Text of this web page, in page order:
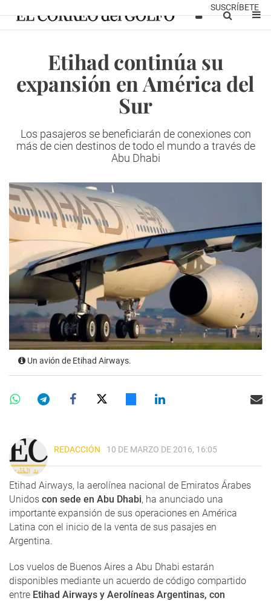
SUSCRÍBETE
Etihad continúa su
expansión en América del
Sur
Los pasajeros se beneficiarán de conexiones con
más de cien destinos de todo el mundo a través de
Abu Dhabi
Un avión de Etihad Airways.
REDACCIÓN 10 DE MARZO DE 2016, 16:05
Etihad Airways, la aerolínea nacional de Emiratos Árabes
Unidos con sede en Abu Dhabi, ha anunciado una
importante expansión de sus operaciones en América
Latina con el inicio de la venta de sus pasajes en
Argentina.
Los vuelos de Buenos Aires a Abu Dhabi estarán
disponibles mediante un acuerdo de código compartido
entre Etihad Airways y Aerolíneas Argentinas, con